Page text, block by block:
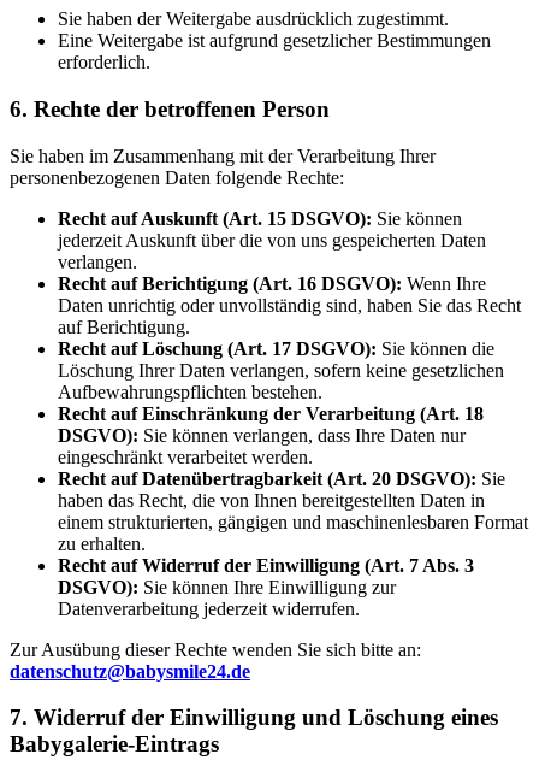
Sie haben der Weitergabe ausdrücklich zugestimmt.
Eine Weitergabe ist aufgrund gesetzlicher Bestimmungen
erforderlich.
6. Rechte der betroffenen Person
Sie haben im Zusammenhang mit der Verarbeitung Ihrer
personenbezogenen Daten folgende Rechte:
Recht auf Auskunft (Art. 15 DSGVO): Sie können
jederzeit Auskunft über die von uns gespeicherten Daten
verlangen.
Recht auf Berichtigung (Art. 16 DSGVO): Wenn Ihre
Daten unrichtig oder unvollständig sind, haben Sie das Recht
auf Berichtigung.
Recht auf Löschung (Art. 17 DSGVO): Sie können die
Löschung Ihrer Daten verlangen, sofern keine gesetzlichen
Aufbewahrungspflichten bestehen.
Recht auf Einschränkung der Verarbeitung (Art. 18
DSGVO): Sie können verlangen, dass Ihre Daten nur
eingeschränkt verarbeitet werden.
Recht auf Datenübertragbarkeit (Art. 20 DSGVO): Sie
haben das Recht, die von Ihnen bereitgestellten Daten in
einem strukturierten, gängigen und maschinenlesbaren Format
zu erhalten.
Recht auf Widerruf der Einwilligung (Art. 7 Abs. 3
DSGVO): Sie können Ihre Einwilligung zur
Datenverarbeitung jederzeit widerrufen.
Zur Ausübung dieser Rechte wenden Sie sich bitte an:
datenschutz@babysmile24.de
7. Widerruf der Einwilligung und Löschung eines
Babygalerie-Eintrags